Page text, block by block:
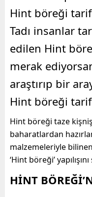
Hint böreği
Tadı insanlar
edilen Hint
merak
araştırıp bir
Hint böreği
Hint böreği taze
baharatlardan
malzemeleriyle
‘Hint böreği’
HİNT